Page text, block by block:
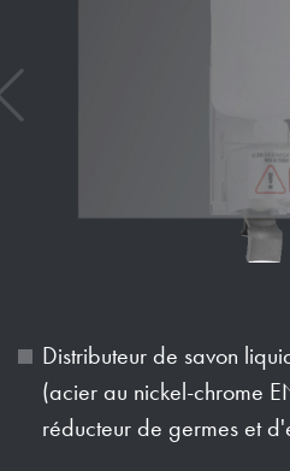
Distributeur de savon
(acier au nickel-chrome
réducteur de germes et